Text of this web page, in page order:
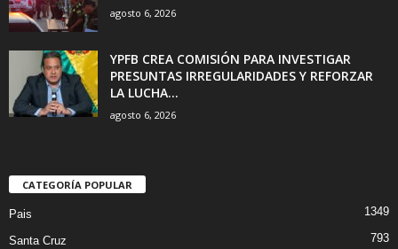
agosto 6, 2026
YPFB CREA COMISIÓN PARA INVESTIGAR
PRESUNTAS IRREGULARIDADES Y REFORZAR
LA LUCHA...
agosto 6, 2026
CATEGORÍA POPULAR
Pais 1349
Santa Cruz 793